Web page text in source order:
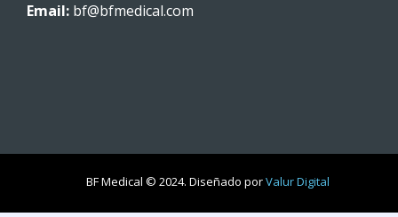
Email: bf@bfmedical.com
BF Medical © 2024. Diseñado porValur Digital